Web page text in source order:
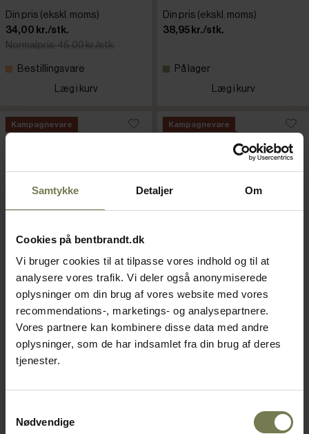
Samtykke Detaljer Om
Cookies på bentbrandt.dk
Vi bruger cookies til at tilpasse vores indhold og til at
analysere vores trafik. Vi deler også anonymiserede
oplysninger om din brug af vores website med vores
recommendations-, marketings- og analysepartnere.
Vores partnere kan kombinere disse data med andre
oplysninger, som de har indsamlet fra din brug af deres
tjenester.
Nødvendige
Din pris (ekskl. moms)
34,00 kr./stk.
Normalpris: 45,00 kr./stk.
Bestillingsvare
Læg i kurv
Din pris (ekskl. moms)
38,95 kr./stk.
På lager
Læg i kurv
Kampagnevare
Pakker af 12 stk.
Sambonet Linear spisegaffel,
20,7 cm
Varenr: 25460220
Din pris (ekskl. moms)
16,00 kr./stk.
Læg i kurv
Kampagnevare
Pakker af 12 stk.
Sambonet Linear bordkniv,
23,6 cm
Varenr: 25460123
Din pris (ekskl. moms)
Læg i kurv